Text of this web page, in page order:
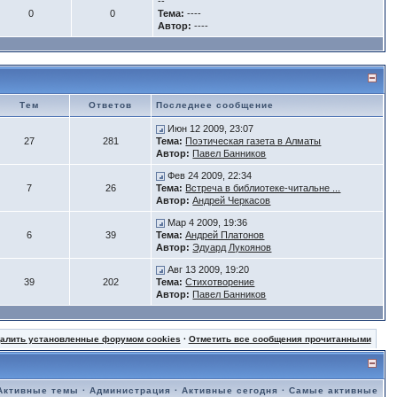
0 0
Тема: ----
Автор: ----
Тем Ответов Последнее сообщение
27 281
Июн 12 2009, 23:07
Тема: Поэтическая газета в Алматы
Автор: Павел Банников
7 26
Фев 24 2009, 22:34
Тема: Встреча в библиотеке-читальне ...
Автор: Андрей Черкасов
6 39
Мар 4 2009, 19:36
Тема: Андрей Платонов
Автор: Эдуард Лукоянов
39 202
Авг 13 2009, 19:20
Тема: Стихотворение
Автор: Павел Банников
установленные форумом cookies · Отметить все сообщения прочитанными
темы ·Администрация ·Активные сегодня ·Самые активные